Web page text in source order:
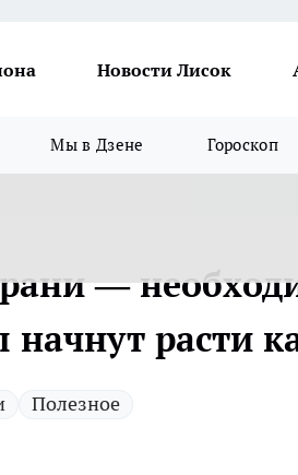
Новости Лисок
Мы в Дзене Гороскоп
—
расти
Полезное